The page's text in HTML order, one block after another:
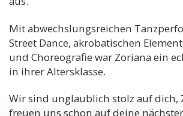
Mit abwechslungsreichen
Street Dance, akrobatischen
und Choreografie war Zoriana ein
in ihrer Altersklasse.
Wir sind unglaublich stolz auf dich,
freuen uns schon auf deine